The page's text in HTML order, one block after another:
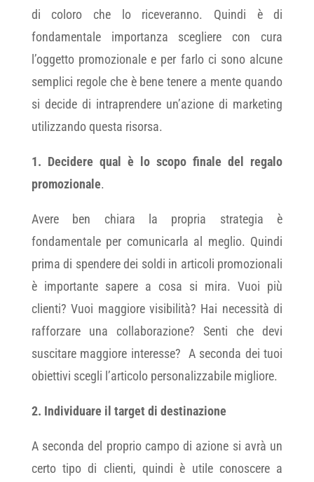
di coloro che lo riceveranno. Quindi è di
fondamentale importanza scegliere con cura
l’oggetto promozionale e per farlo ci sono alcune
semplici regole che è bene tenere a mente quando
si decide di intraprendere un’azione di marketing
utilizzando questa risorsa.
1. Decidere qual è lo scopo finale del regalo
promozionale.
Avere ben chiara la propria strategia è
fondamentale per comunicarla al meglio. Quindi
prima di spendere dei soldi in articoli promozionali
è importante sapere a cosa si mira. Vuoi più
clienti? Vuoi maggiore visibilità? Hai necessità di
rafforzare una collaborazione? Senti che devi
suscitare maggiore interesse? A seconda dei tuoi
obiettivi scegli l’articolo personalizzabile migliore.
2. Individuare il target di destinazione
A seconda del proprio campo di azione si avrà un
certo tipo di clienti, quindi è utile conoscere a